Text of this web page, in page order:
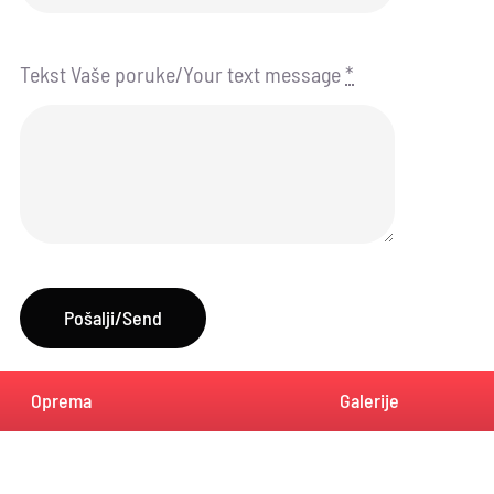
Tekst Vaše poruke/Your text message *
Pošalji/Send
Oprema Galerije